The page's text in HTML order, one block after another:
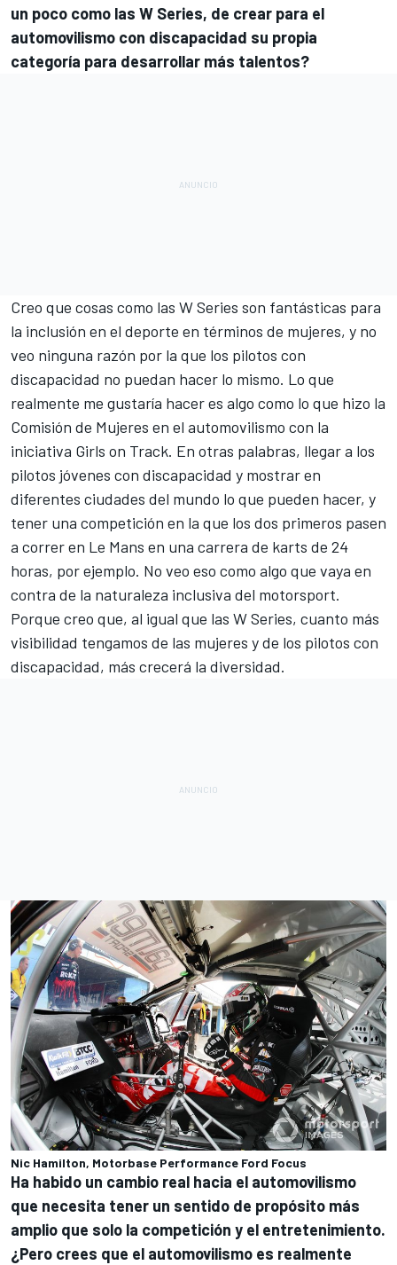
un poco como las W Series, de crear para el
automovilismo con discapacidad su propia
categoría para desarrollar más talentos?
Creo que cosas como las W Series son fantásticas para
la inclusión en el deporte en términos de mujeres, y no
veo ninguna razón por la que los pilotos con
discapacidad no puedan hacer lo mismo. Lo que
realmente me gustaría hacer es algo como lo que hizo la
Comisión de Mujeres en el automovilismo con la
iniciativa Girls on Track. En otras palabras, llegar a los
pilotos jóvenes con discapacidad y mostrar en
diferentes ciudades del mundo lo que pueden hacer, y
tener una competición en la que los dos primeros pasen
a correr en Le Mans en una carrera de karts de 24
horas, por ejemplo. No veo eso como algo que vaya en
contra de la naturaleza inclusiva del motorsport.
Porque creo que, al igual que las W Series, cuanto más
visibilidad tengamos de las mujeres y de los pilotos con
discapacidad, más crecerá la diversidad.
Nic Hamilton, Motorbase Performance Ford Focus
Ha habido un cambio real hacia el automovilismo
que necesita tener un sentido de propósito más
amplio que solo la competición y el entretenimiento.
¿Pero crees que el automovilismo es realmente